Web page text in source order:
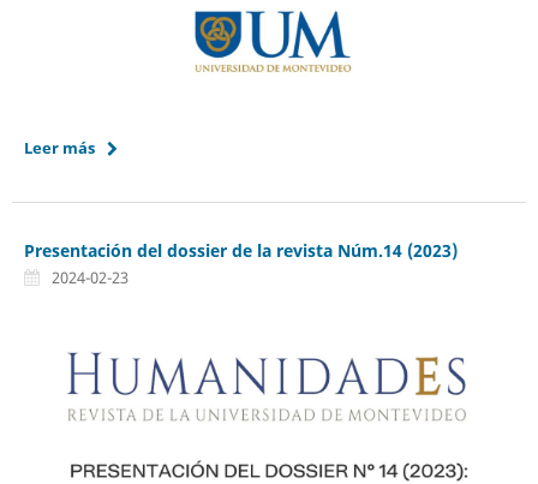
Leer más
Presentación del dossier de la revista Núm.14 (2023)
2024-02-23